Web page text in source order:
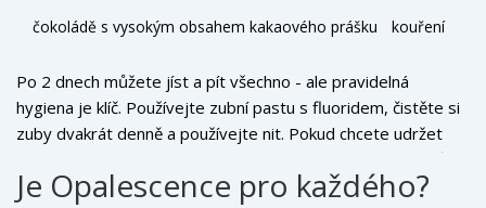
čokoládě s vysokým obsahem kakaového prášku kouření
Po 2 dnech můžete jíst a pít všechno - ale pravidelná
hygiena je klíč. Používejte zubní pastu s fluoridem, čistěte si
zuby dvakrát denně a používejte nit. Pokud chcete udržet
bílé zuby, většina lidí dělá „refresh“ jednou za 6-12 měsíců -
a to jen 1-2 dny s gelu.
Je Opalescence pro každého?